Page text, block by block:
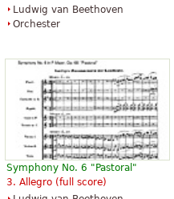
Ludwig van Beethoven
Orchester
Symphony No. 6 "Pastoral"
3. Allegro (full score)